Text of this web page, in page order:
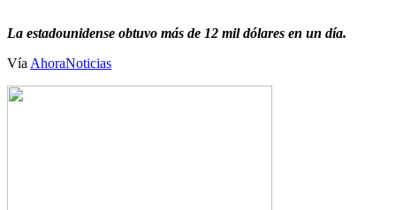
La estadounidense obtuvo más de 12 mil dólares en un día.
Vía AhoraNoticias